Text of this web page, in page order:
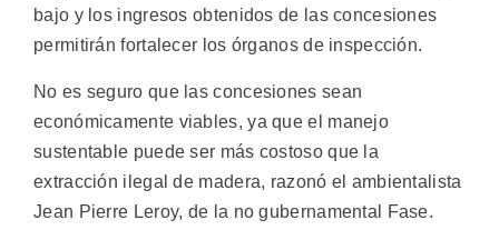
bajo y los ingresos obtenidos de las concesiones
permitirán fortalecer los órganos de inspección.
No es seguro que las concesiones sean
económicamente viables, ya que el manejo
sustentable puede ser más costoso que la
extracción ilegal de madera, razonó el ambientalista
Jean Pierre Leroy, de la no gubernamental Fase.